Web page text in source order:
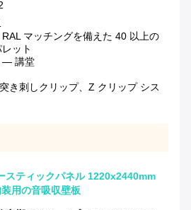
マッチングを備えた 40 以上の
ット
— 講堂
き刺しクリップ、Z クリップ シス
スティックパネル 1220x2440mm
用の音吸収壁板